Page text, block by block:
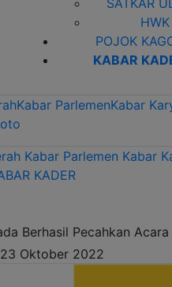
SATKAR
HWK
POJOK
KABAR
Kabar ParlemenKabar
Kabar Parlemen Kabar
KADER
Berhasil Pecahkan
23 Oktober 2022